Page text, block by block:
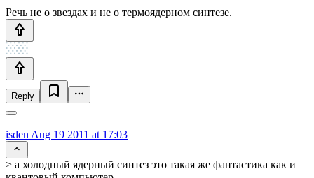
Речь не о звездах и не о термоядерном синтезе.
Reply
isden Aug 19 2011 at 17:03
> а холодный ядерный синтез это такая же фантастика как и